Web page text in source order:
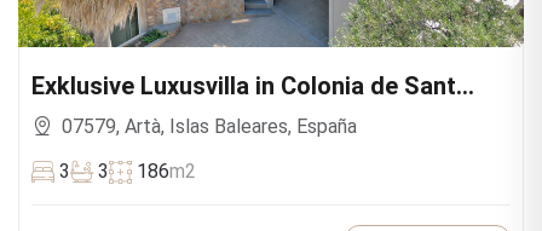
Exklusive Luxusvilla in Colonia de Sant
Pere07579, Artà, Islas Baleares, España
3
3 186m2